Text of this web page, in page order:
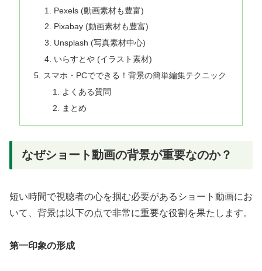
Pexels (動画素材も豊富)
Pixabay (動画素材も豊富)
Unsplash (写真素材中心)
いらすとや (イラスト素材)
スマホ・PCでできる！背景の簡単編集テクニック
よくある質問
まとめ
なぜショート動画の背景が重要なのか？
短い時間で視聴者の心を掴む必要があるショート動画にお
いて、背景は以下の点で非常に重要な役割を果たします。
第一印象の形成